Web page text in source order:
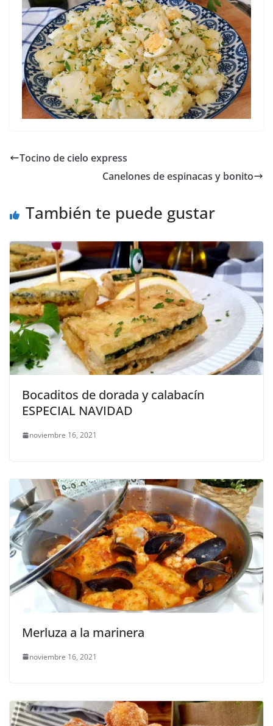
Tocino de cielo express
Canelones de espinacas y bonito
También te puede gustar
Bocaditos de dorada y calabacín
ESPECIAL NAVIDAD
noviembre 16, 2021
Merluza a la marinera
noviembre 16, 2021